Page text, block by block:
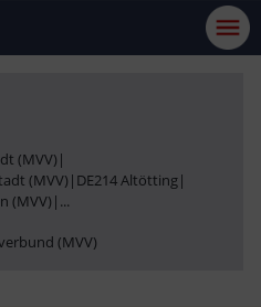
(MVV) |
(MVV) | DE214 Altötting|
(MVV) | ...
(MVV)